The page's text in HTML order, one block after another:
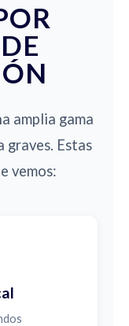
amplia gama
graves. Estas
vemos: